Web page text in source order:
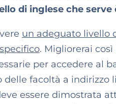
di inglese che
un adeguato livello
. Migliorerai
per accedere al
delle facoltà a
essere dimostrata